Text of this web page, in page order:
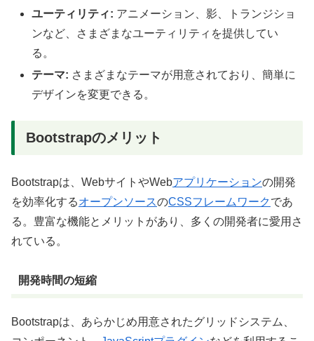
ユーティリティ: アニメーション、影、トランジショ
ンなど、さまざまなユーティリティを提供してい
る。
テーマ: さまざまなテーマが用意されており、簡単に
デザインを変更できる。
Bootstrapのメリット
Bootstrapは、WebサイトやWebアプリケーションの開発
を効率化するオープンソースのCSSフレームワークであ
る。豊富な機能とメリットがあり、多くの開発者に愛用さ
れている。
開発時間の短縮
Bootstrapは、あらかじめ用意されたグリッドシステム、